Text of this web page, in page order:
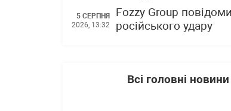
5 СЕРПНЯ
2026, 13:32
Fozzy Group
російського удару
Всі головні